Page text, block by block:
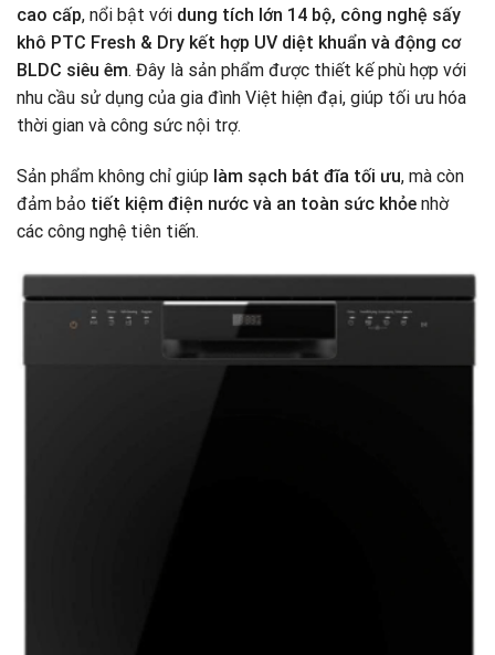
cao cấp, nổi bật với dung tích lớn 14 bộ, công nghệ sấy
khô PTC Fresh & Dry kết hợp UV diệt khuẩn và động cơ
BLDC siêu êm. Đây là sản phẩm được thiết kế phù hợp với
nhu cầu sử dụng của gia đình Việt hiện đại, giúp tối ưu hóa
thời gian và công sức nội trợ.
Sản phẩm không chỉ giúp làm sạch bát đĩa tối ưu, mà còn
đảm bảo tiết kiệm điện nước và an toàn sức khỏe nhờ
các công nghệ tiên tiến.